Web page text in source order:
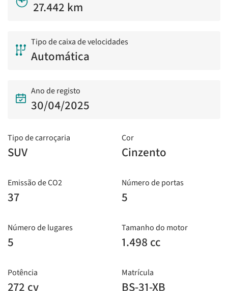
27.442 km
Tipo de caixa de velocidades
Automática
Ano de registo
30/04/2025
Tipo de carroçaria
SUV
Cor
Cinzento
Emissão de CO2
37
Número de portas
5
Número de lugares
5
Tamanho do motor
1.498 cc
Potência
272 cv
Matrícula
BS-31-XB